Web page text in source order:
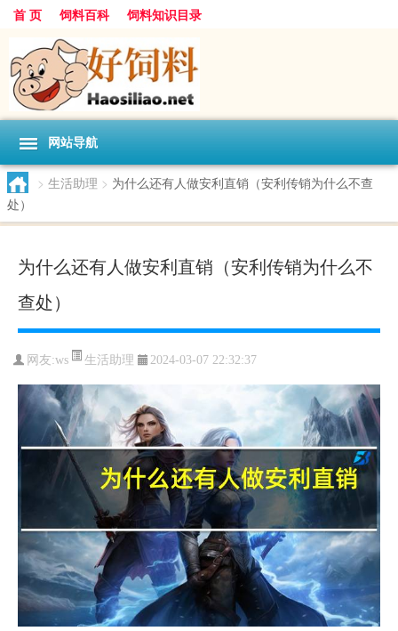
首 页 饲料百科 饲料知识目录
网站导航
> 生活助理 > 为什么还有人做安利直销（安利传销为什么不查
处）
为什么还有人做安利直销（安利传销为什么不
查处）
网友:ws 生活助理 2024-03-07 22:32:37